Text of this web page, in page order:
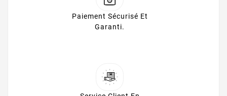
Paiement Sécurisé Et
Garanti.